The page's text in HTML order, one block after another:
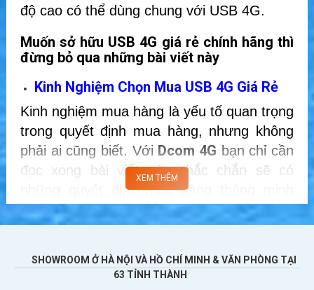
độ cao có thể dùng chung với USB 4G.
Muốn sở hữu USB 4G giá rẻ chính hãng thì
đừng bỏ qua những bài viết này
Kinh Nghiệm Chọn Mua USB 4G Giá Rẻ
Kinh nghiệm mua hàng là yếu tố quan trọng
trong quyết định mua hàng, nhưng không
phải ai cũng biết. Với Dcom 4G bạn chỉ cần
đọc xong bài viết này chắc chắn sẽ có
những quyết định mua hàng thông minh
Hiện Nay
Tổng hợp nhữngUSB 4G
SHOWROOM Ở HÀ NỘI VÀ HỒ CHÍ MINH & VĂN PHÒNG TẠI
63 TỈNH THÀNH